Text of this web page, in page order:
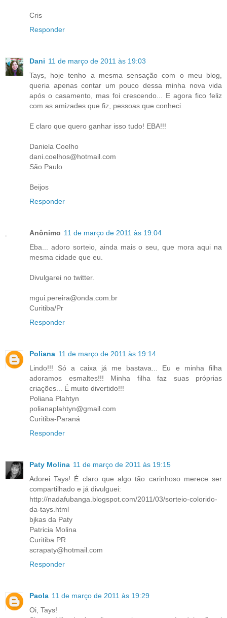
Cris
Responder
Dani 11 de março de 2011 às 19:03
Tays, hoje tenho a mesma sensação com o meu blog,
queria apenas contar um pouco dessa minha nova vida
após o casamento, mas foi crescendo... E agora fico feliz
com as amizades que fiz, pessoas que conheci.
E claro que quero ganhar isso tudo! EBA!!!
Daniela Coelho
dani.coelhos@hotmail.com
São Paulo
Beijos
Responder
Anônimo 11 de março de 2011 às 19:04
Eba... adoro sorteio, ainda mais o seu, que mora aqui na
mesma cidade que eu.
Divulgarei no twitter.
mgui.pereira@onda.com.br
Curitiba/Pr
Responder
Poliana 11 de março de 2011 às 19:14
Lindo!!! Só a caixa já me bastava... Eu e minha filha
adoramos esmaltes!!! Minha filha faz suas próprias
criações... É muito divertido!!!
Poliana Plahtyn
polianaplahtyn@gmail.com
Curitiba-Paraná
Responder
Paty Molina 11 de março de 2011 às 19:15
Adorei Tays! É claro que algo tão carinhoso merece ser
compartilhado e já divulguei:
http://nadafubanga.blogspot.com/2011/03/sorteio-colorido-
da-tays.html
bjkas da Paty
Patricia Molina
Curitiba PR
scrapaty@hotmail.com
Responder
Paola 11 de março de 2011 às 19:29
Oi, Tays!